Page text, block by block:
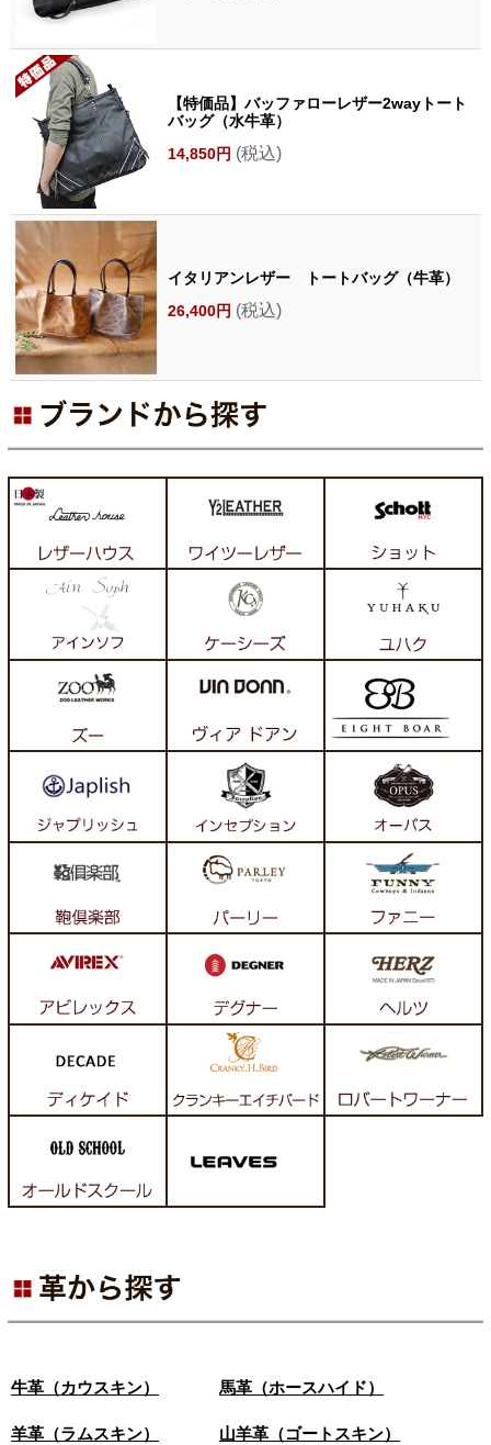
【特価品】バッファローレザー2wayトート
バッグ（水牛革）
14,850円 (税込)
イタリアンレザー トートバッグ（牛革）
26,400円 (税込)